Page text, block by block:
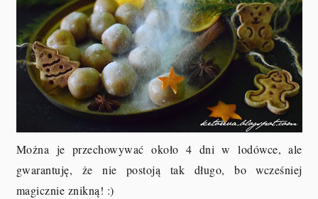
Można je przechowywać około 4 dni w lodówce, ale
gwarantuję, że nie postoją tak długo, bo wcześniej
magicznie znikną! :)